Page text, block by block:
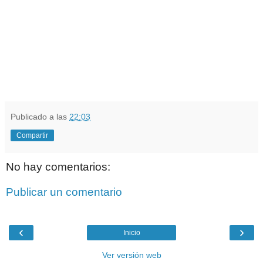
Publicado a las 22:03
Compartir
No hay comentarios:
Publicar un comentario
‹ ›
Inicio
Ver versión web